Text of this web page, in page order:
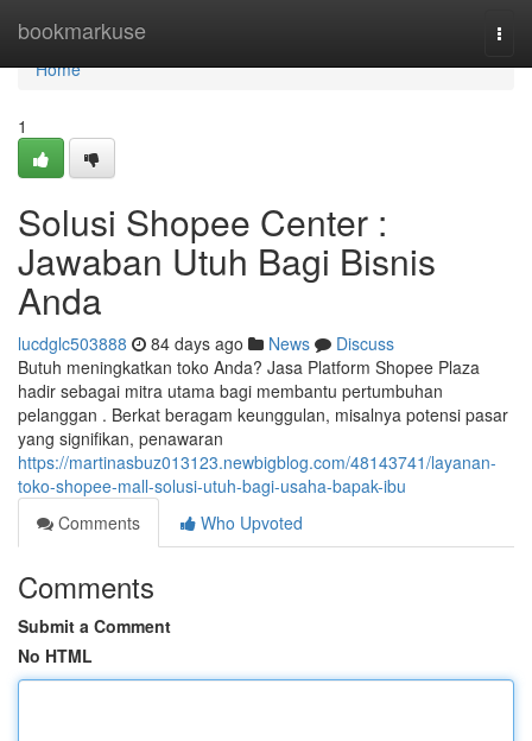
bookmarkuse
Home
Home
1
Solusi Shopee Center :
Jawaban Utuh Bagi Bisnis
Anda
lucdglc503888 84 days ago News
Discuss
Butuh meningkatkan toko Anda? Jasa Platform Shopee Plaza
hadir sebagai mitra utama bagi membantu pertumbuhan
pelanggan . Berkat beragam keunggulan, misalnya potensi pasar
yang signifikan, penawaran
https://martinasbuz013123.newbigblog.com/48143741/layanan-
toko-shopee-mall-solusi-utuh-bagi-usaha-bapak-ibu
Comments
Who Upvoted
Comments
Submit a Comment
No HTML